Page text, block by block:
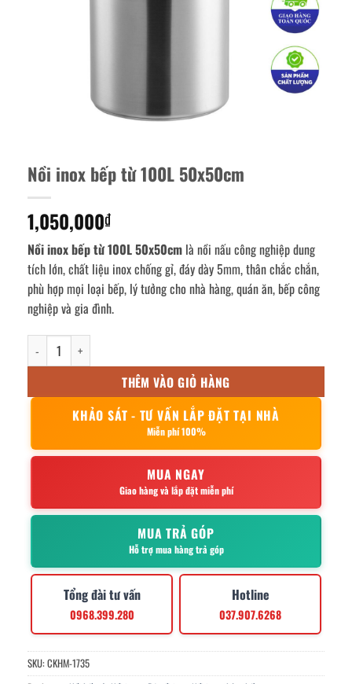
Nồi inox bếp từ 100L 50x50cm
1,050,000₫
Nồi inox bếp từ 100L 50x50cm là nồi nấu công nghiệp dung
tích lớn, chất liệu inox chống gỉ, đáy dày 5mm, thân chắc chắn,
phù hợp mọi loại bếp, lý tưởng cho nhà hàng, quán ăn, bếp công
nghiệp và gia đình.
Nồi inox bếp từ 100L 50x50cm số lượng
THÊM VÀO GIỎ HÀNG
KHẢO SÁT - TƯ VẤN LẮP ĐẶT TẠI NHÀ
Miễn phí 100%
MUA NGAY
Giao hàng và lắp đặt miễn phí
MUA TRẢ GÓP
Hỗ trợ mua hàng trả góp
Tổng đài tư vấn
0968.399.280
Hotline
037.907.6268
SKU: CKHM-1735